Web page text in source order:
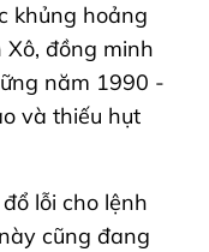
khủng hoảng
đồng minh
năm 1990 -
và thiếu hụt
lỗi cho lệnh
cũng đang